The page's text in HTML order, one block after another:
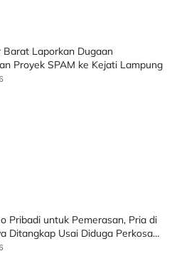
Barat Laporkan Dugaan
Proyek SPAM ke Kejati Lampung
Pribadi untuk Pemerasan, Pria di
Ditangkap Usai Diduga Perkosa